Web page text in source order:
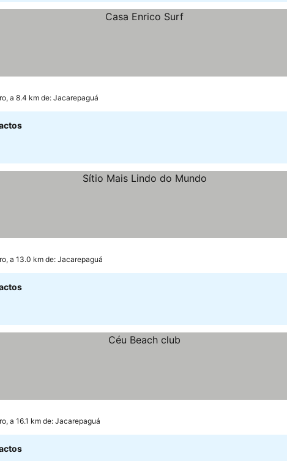
a 8.4 km de: Jacarepaguá
a 13.0 km de: Jacarepaguá
a 16.1 km de: Jacarepaguá